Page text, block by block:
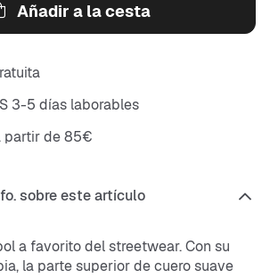
Añadir a la cesta
3-5 días laborables
partir de 85€
sobre este artículo
a favorito del streetwear. Con su
la parte superior de cuero suave